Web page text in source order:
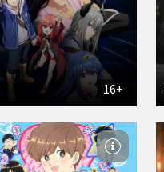
16+